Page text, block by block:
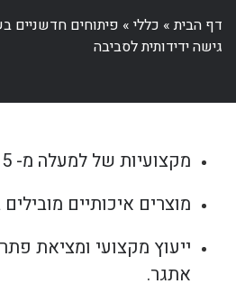
דף הבית» כללי» פיתוחים חדשניים
גישה ידידותית לסביבה
מקצועיות של למעלה מ- 15 שנה.
מוצרים איכותיים
ייעוץ מקצועי ומציאת
אתגר.